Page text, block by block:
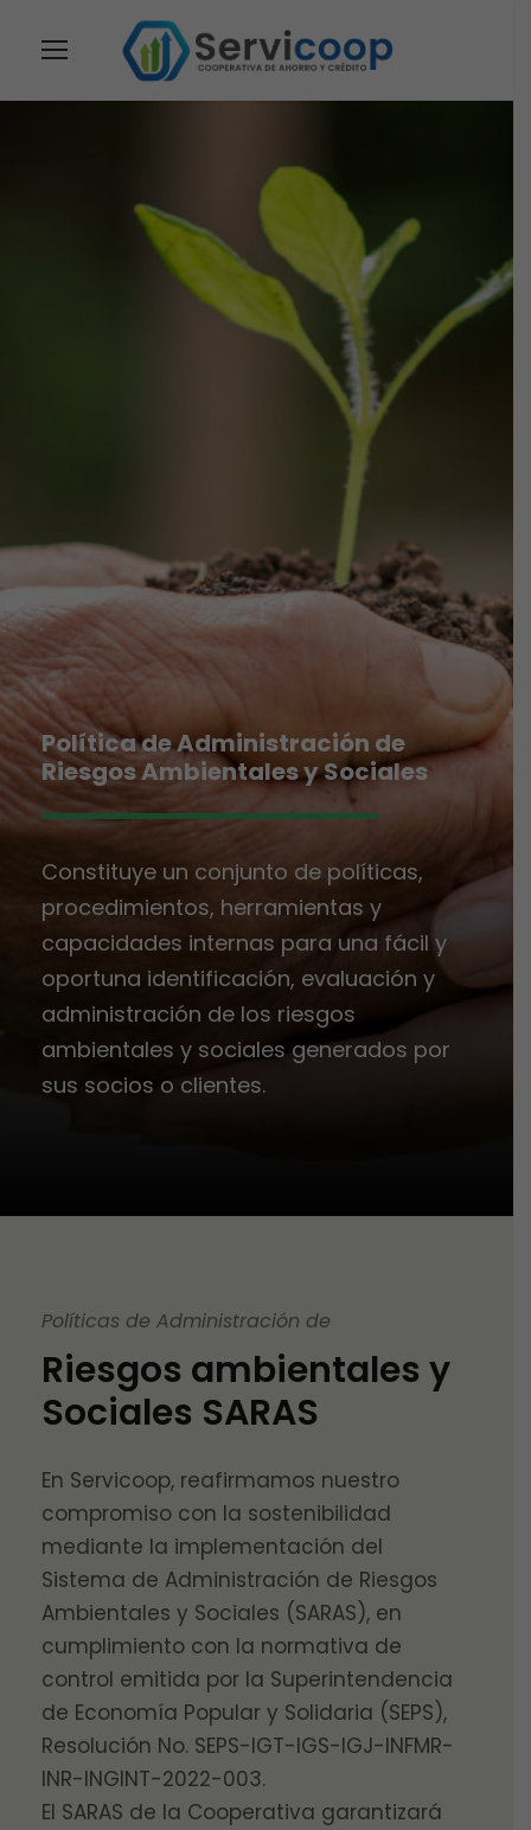
Política de Administración de
Riesgos Ambientales y Sociales
Constituye un conjunto de políticas,
procedimientos, herramientas y
capacidades internas para una fácil y
oportuna identificación, evaluación y
administración de los riesgos
ambientales y sociales generados por
sus socios o clientes.
Políticas de Administración de
Riesgos ambientales y
Sociales SARAS
En Servicoop, reafirmamos nuestro
compromiso con la sostenibilidad
mediante la implementación del
Sistema de Administración de Riesgos
Ambientales y Sociales (SARAS), en
cumplimiento con la normativa de
control emitida por la Superintendencia
de Economía Popular y Solidaria (SEPS),
Resolución No. SEPS-IGT-IGS-IGJ-INFMR-
INR-INGINT-2022-003.
El SARAS de la Cooperativa garantizará